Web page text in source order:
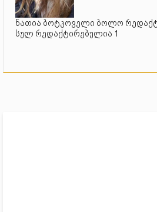
ნათია ბოტკოველი ბოლო
სულ რედაქტირებულია 1